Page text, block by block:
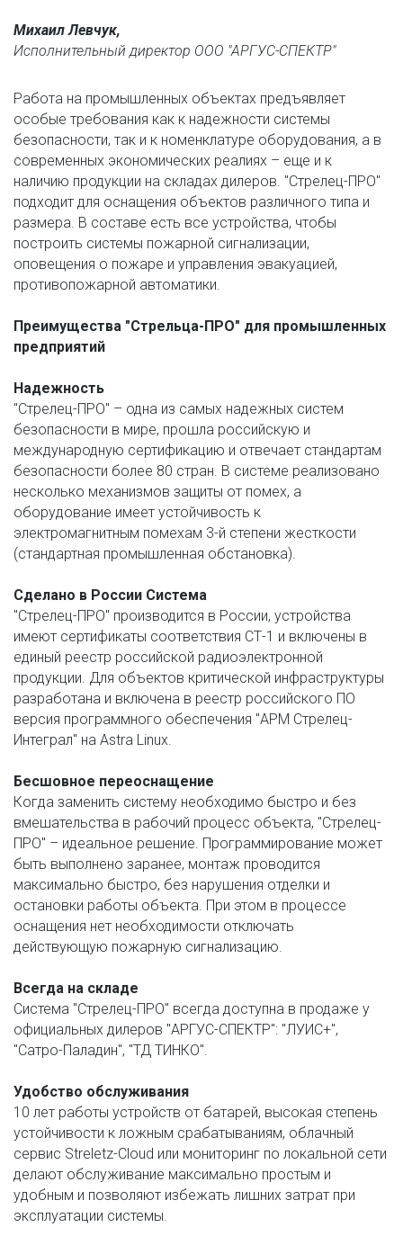
Михаил Левчук,
Исполнительный директор ООО "АРГУС-СПЕКТР"
Работа на промышленных объектах предъявляет
особые требования как к надежности системы
безопасности, так и к номенклатуре оборудования, а в
современных экономических реалиях – еще и к
наличию продукции на складах дилеров. "Стрелец-ПРО"
подходит для оснащения объектов различного типа и
размера. В составе есть все устройства, чтобы
построить системы пожарной сигнализации,
оповещения о пожаре и управления эвакуацией,
противопожарной автоматики.
Преимущества "Стрельца-ПРО" для промышленных
предприятий
"Стрелец-ПРО" – одна из самых надежных систем
безопасности в мире, прошла российскую и
международную сертификацию и отвечает стандартам
безопасности более 80 стран. В системе реализовано
несколько механизмов защиты от помех, а
оборудование имеет устойчивость к
электромагнитным помехам 3-й степени жесткости
(стандартная промышленная обстановка).
Сделано в России Система
"Стрелец-ПРО" производится в России, устройства
имеют сертификаты соответствия СТ-1 и включены в
единый реестр российской радиоэлектронной
продукции. Для объектов критической инфраструктуры
разработана и включена в реестр российского ПО
версия программного обеспечения "АРМ Стрелец-
Интеграл" на Astra Linux.
Бесшовное переоснащение
Когда заменить систему необходимо быстро и без
вмешательства в рабочий процесс объекта, "Стрелец-
ПРО" – идеальное решение. Программирование может
быть выполнено заранее, монтаж проводится
максимально быстро, без нарушения отделки и
остановки работы объекта. При этом в процессе
оснащения нет необходимости отключать
действующую пожарную сигнализацию.
Всегда на складе
Система "Стрелец-ПРО" всегда доступна в продаже у
официальных дилеров "АРГУС-СПЕКТР": "ЛУИС+",
"Сатро-Паладин", "ТД ТИНКО".
Удобство обслуживания
10 лет работы устройств от батарей, высокая степень
устойчивости к ложным срабатываниям, облачный
сервис Streletz-Cloud или мониторинг по локальной сети
делают обслуживание максимально простым и
удобным и позволяют избежать лишних затрат при
эксплуатации системы.